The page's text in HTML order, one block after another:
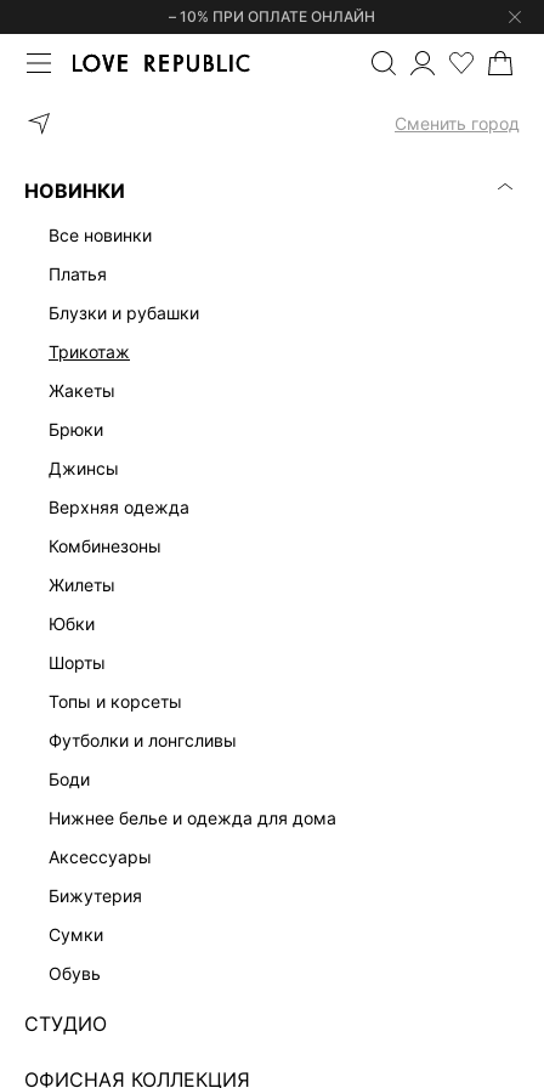
– 10% ПРИ ОПЛАТЕ ОНЛАЙН
Сменить город
НОВИНКИ
все новинки
платья
блузки и рубашки
трикотаж
жакеты
брюки
джинсы
верхняя одежда
комбинезоны
жилеты
юбки
шорты
топы и корсеты
футболки и лонгсливы
боди
нижнее белье и одежда для дома
аксессуары
бижутерия
сумки
обувь
СТУДИО
ОФИСНАЯ КОЛЛЕКЦИЯ
ГЛАВНАЯ БОДИ НА
3 599 ₽
ЦВЕТ:БЕЛЫЙ